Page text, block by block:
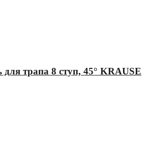
трапа 8 ступ, 45° KRAUSE